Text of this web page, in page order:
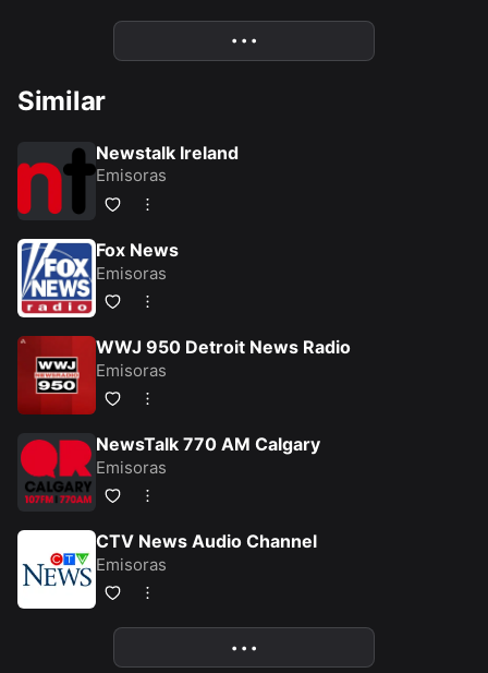
• • •
Similar
Newstalk Ireland
Emisoras
Fox News
Emisoras
WWJ 950 Detroit News Radio
Emisoras
NewsTalk 770 AM Calgary
Emisoras
CTV News Audio Channel
Emisoras
• • •